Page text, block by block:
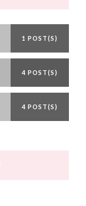
1 POST(S)
4 POST(S)
4 POST(S)